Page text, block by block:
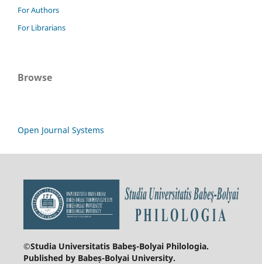
For Authors
For Librarians
Browse
Open Journal Systems
©Studia Universitatis Babeş-Bolyai Philologia.
Published by Babeș-Bolyai University.